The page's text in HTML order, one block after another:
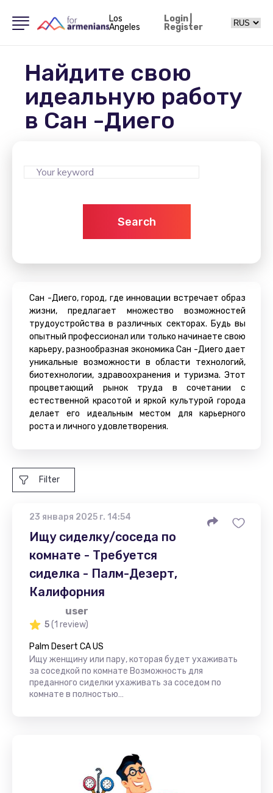
Los
Angeles
Login|
Register
Найдите свою
идеальную работу
в Сан -Диего
Search
Сан -Диего, город, где инновации встречает образ
жизни, предлагает множество возможностей
трудоустройства в различных секторах. Будь вы
опытный профессионал или только начинаете свою
карьеру, разнообразная экономика Сан -Диего дает
уникальные возможности в области технологий,
биотехнологии, здравоохранения и туризма. Этот
процветающий рынок труда в сочетании с
естественной красотой и яркой культурой города
делает его идеальным местом для карьерного
роста и личного удовлетворения.
Filter
23 января 2025 г. 14:54
Ищу сиделку/соседа по
комнате - Требуется
сиделка - Палм-Дезерт,
Калифорния
user
5(1 review)
Palm Desert CA US
Ищу женщину или пару, которая будет ухаживать
за соседкой по комнате Возможность для
преданного сиделки ухаживать за соседом по
комнате в полностью…